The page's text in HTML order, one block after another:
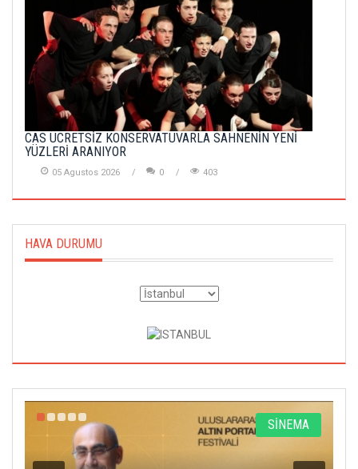
CAS ÜCRETSİZ KONSERVATUVARLA SAHNENİN YENİ
YÜZLERİ ARANIYOR
05 Agustos 2026 0 403
HAVA DURUMU
SİNEMA